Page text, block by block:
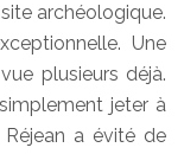
archéologique.
Une
plusieurs déjà.
jeter à
Réjean a évité de